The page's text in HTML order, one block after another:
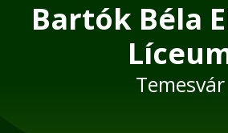
Bartók Béla
Temesvár
Post
navigation